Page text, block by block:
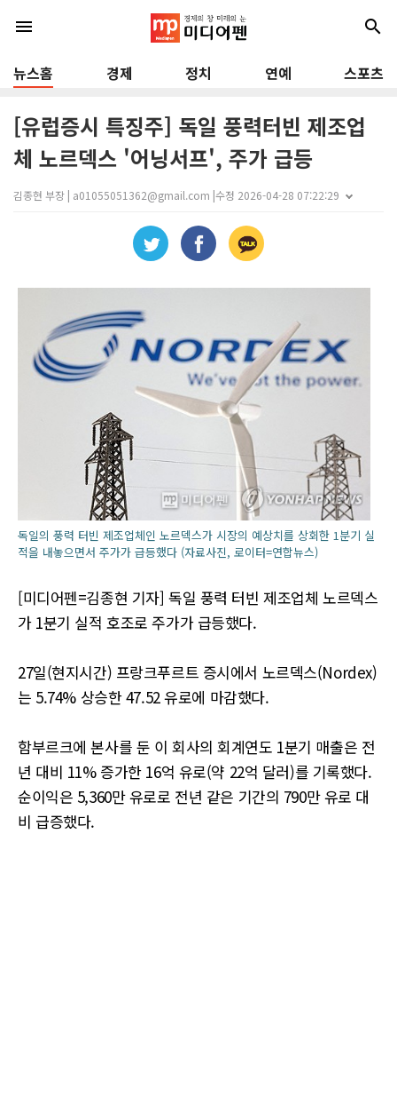
menu search
뉴스홈 경제 정치 연예 스포츠
[유럽증시 특징주] 독일 풍력터빈 제조업
체 노르덱스 '어닝서프', 주가 급등
김종현 부장 | a01055051362@gmail.com |수정 2026-04-28 07:22:29
독일의 풍력 터빈 제조업체인 노르덱스가 시장의 예상치를 상회한 1분기 실
적을 내놓으면서 주가가 급등했다 (자료사진, 로이터=연합뉴스)
[미디어펜=김종현 기자] 독일 풍력 터빈 제조업체 노르덱스
가 1분기 실적 호조로 주가가 급등했다.
27일(현지시간) 프랑크푸르트 증시에서 노르덱스(Nordex)
는 5.74% 상승한 47.52 유로에 마감했다.
함부르크에 본사를 둔 이 회사의 회계연도 1분기 매출은 전
년 대비 11% 증가한 16억 유로(약 22억 달러)를 기록했다.
순이익은 5,360만 유로로 전년 같은 기간의 790만 유로 대
비 급증했다.